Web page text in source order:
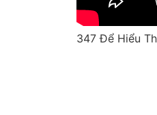
347 Để Hiểu